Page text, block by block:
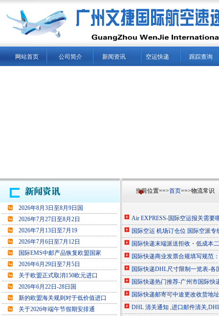
网站首页 公司简介 新闻资讯 空运快递 跟踪查询
2026年8月3日至8月9日国
2026年7月27日至8月2日
2026年7月13日至7月19
2026年7月6日至7月12日
国际EMS中邮产品恢复欧盟国家
2026年6月29日至7月5日
关于欧盟正式取消150欧元进口
2026年6月22日-28日国
新的欧盟海关规则对于低价值进口
关于2026年端午节假期安排通
当前位置==>首页==>物流常识
Air EXPRESS-国际空运报关需要
国际空运 机场订仓位 国际空派
国际快递末端派送拒收・低成本
国际快递商业发票合规填写规范
国际快递DHL尺寸限制一览表-各
国际快递热门推荐-广州市国际快
国际快递邮寄可中途更改收货地
DHL 清关通知 ,进口邮件清关